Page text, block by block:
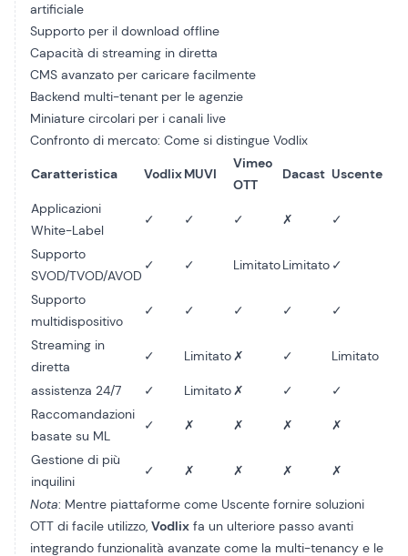
artificiale
Supporto per il download offline
Capacità di streaming in diretta
CMS avanzato per caricare facilmente
Backend multi-tenant per le agenzie
Miniature circolari per i canali live
Confronto di mercato: Come si distingue Vodlix
Caratteristica VodlixMUVI
Vimeo
OTT
Dacast Uscente
Applicazioni
White-Label
✓ ✓ ✓ ✗ ✓
Supporto
SVOD/TVOD/AVOD
✓ ✓ LimitatoLimitato ✓
Supporto
multidispositivo
✓ ✓ ✓ ✓ ✓
Streaming in
diretta
✓ Limitato✗ ✓ Limitato
assistenza 24/7 ✓ Limitato✗ ✓
✓
Raccomandazioni
basate su ML
✓ ✗ ✗ ✗ ✗
Gestione di più
inquilini
✓ ✗ ✗ ✗ ✗
Nota: Mentre piattaforme come Uscente fornire soluzioni
OTT di facile utilizzo, Vodlix fa un ulteriore passo avanti
integrando funzionalità avanzate come la multi-tenancy e le